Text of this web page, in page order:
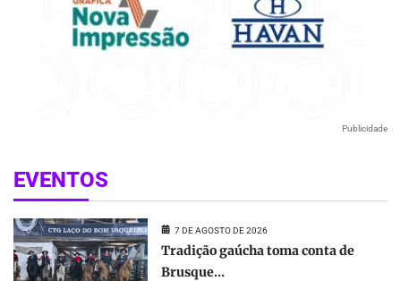
Publicidade
EVENTOS
7 DE AGOSTO DE 2026
Tradição gaúcha toma conta de
Brusque...